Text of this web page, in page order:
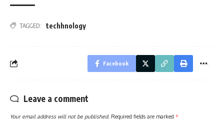
TAGGED: techhnology
Facebook
Leave a comment
Your email address will not be published. Required fields are marked *